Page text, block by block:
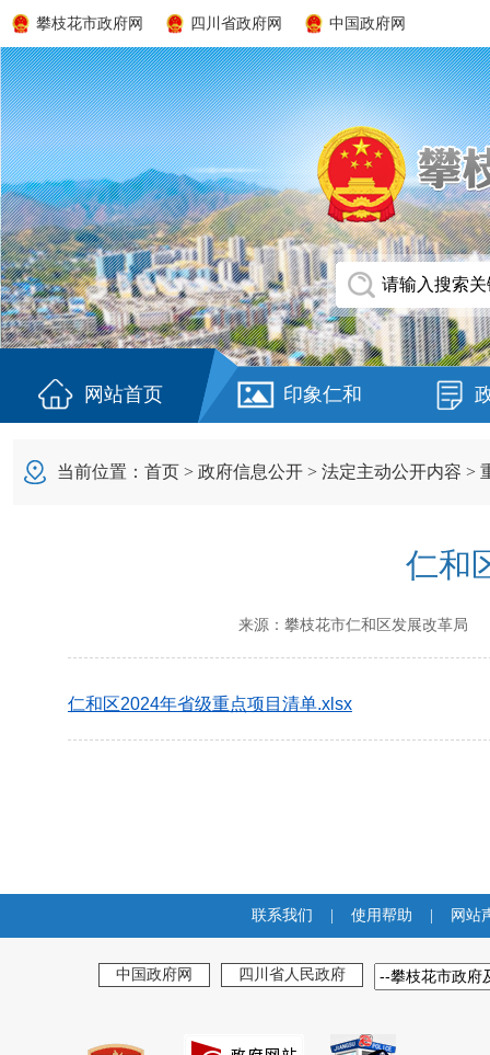
攀枝花市政府网 四川省政府网 中国政府网
网站首页 印象仁和
当前位置： 首页 > 政府信息公开 > 法定主动公开内容 >
仁和
来源： 攀枝花市仁和区发展改革局
仁和区2024年省级重点项目清单.xlsx
联系我们 使用帮助 网站
中国政府网 四川省人民政府